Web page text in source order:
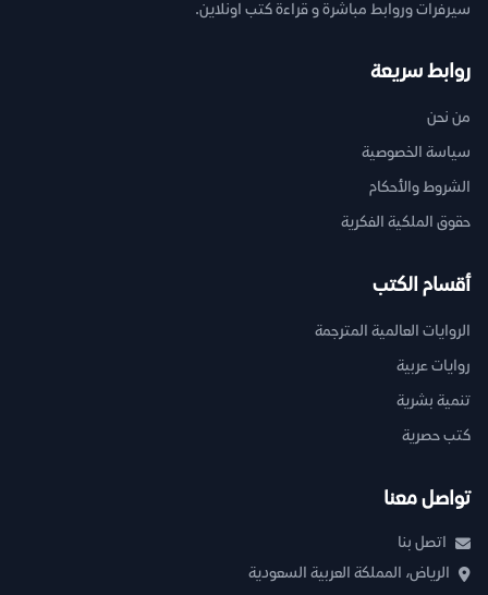
سيرفرات وروابط مباشرة و قراءة كتب اونلاين.
روابط سريعة
من نحن
سياسة الخصوصية
الشروط والأحكام
حقوق الملكية الفكرية
أقسام الكتب
الروايات العالمية المترجمة
روايات عربية
تنمية بشرية
كتب حصرية
تواصل معنا
اتصل بنا
الرياض، المملكة العربية السعودية